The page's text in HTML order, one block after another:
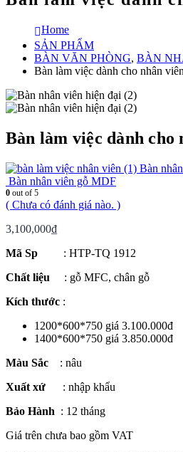
Home
SẢN PHẨM
BÀN VĂN PHÒNG, BÀN
Bàn làm việc dành cho nhân viên
Bàn làm việc dành cho
Bàn
Bàn nhân viên gỗ MDF
0 out of 5
( Chưa có đánh giá nào. )
3,100,000₫
Mã Sp : HTP-TQ 1912
Chất liệu
: gỗ MFC, chân gỗ
Kích thước :
1200*600*750 giá 3.100.000đ
1400*600*750 giá 3.850.000đ
Màu Sắc : nâu
Xuất xứ : nhập khẩu
Bảo Hành : 12 tháng
Giá trên chưa bao gồm VAT